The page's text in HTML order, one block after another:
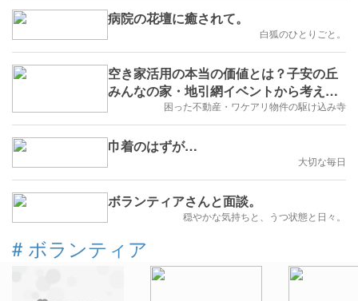
病院の花壇に癒されて。
白狐のひとりごと。
空き家活用の本当の価値とは？子安の丘
みんなの家・地引網イベントから考える
困った不動産・ワケアリ物件の駆け込み寺
巾着のはずが…
大切な毎日
ボランティアさんと面談。
穏やかな気持ちと、うつ状態と日々。
# ボランティア